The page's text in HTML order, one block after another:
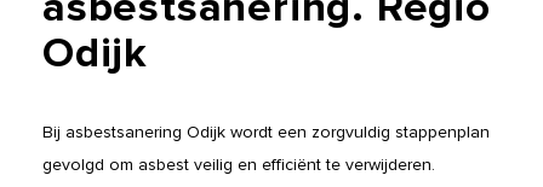
Odijk
Bij asbestsanering Odijk wordt een zorgvuldig stappenplan
gevolgd om asbest veilig en efficiënt te verwijderen.